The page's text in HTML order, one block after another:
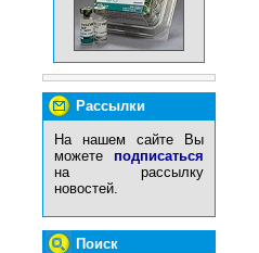
Рассылки
На нашем сайте Вы
можете подписаться
на рассылку
новостей.
Поиск